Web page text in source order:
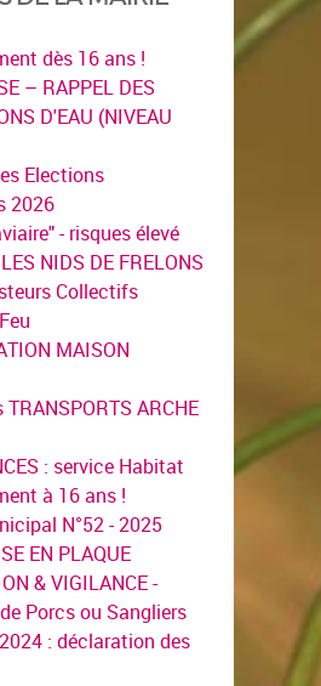
dès 16 ans !
– RAPPEL DES
D'EAU (NIVEAU
Elections
2026
- risques élevé
NIDS DE FRELONS
Collectifs
MAISON
ARCHE
: service Habitat
à 16 ans !
N°52 - 2025
EN PLAQUE
& VIGILANCE -
Porcs ou Sangliers
: déclaration des